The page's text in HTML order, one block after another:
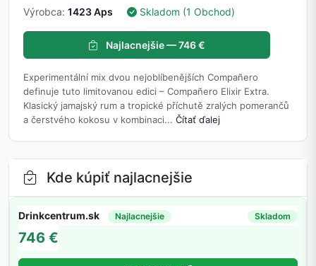
Výrobca: 1423 Aps Skladom (1 Obchod)
Najlacnejšie — 746 €
Experimentální mix dvou nejoblíbenějších Compañero
definuje tuto limitovanou edici – Compañero Elixir Extra.
Klasický jamajský rum a tropické příchutě zralých pomerančů
a čerstvého kokosu v kombinaci... Čítať ďalej
Kde kúpiť najlacnejšie
Drinkcentrum.sk Najlacnejšie Skladom
746 €